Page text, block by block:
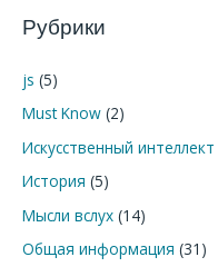
с
:
Рубрики
js (5)
Must Know (2)
Искусственный интеллект
История (5)
Мысли вслух (14)
Общая информация (31)